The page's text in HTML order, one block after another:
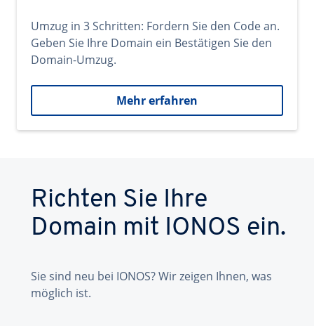
Umzug in 3 Schritten: Fordern Sie den Code an.
Geben Sie Ihre Domain ein Bestätigen Sie den
Domain-Umzug.
Mehr erfahren
Richten Sie Ihre
Domain mit IONOS ein.
Sie sind neu bei IONOS? Wir zeigen Ihnen, was
möglich ist.